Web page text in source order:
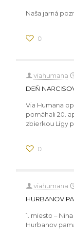
Naša jarná
0
viahumana
DEŇ
Via Humana
pomáhali 20.
zbierkou Ligy
0
viahumana
HURBANOV
1. miesto –
Hurbanov